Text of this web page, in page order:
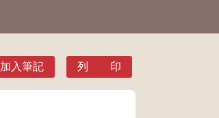
加入筆記 列 印